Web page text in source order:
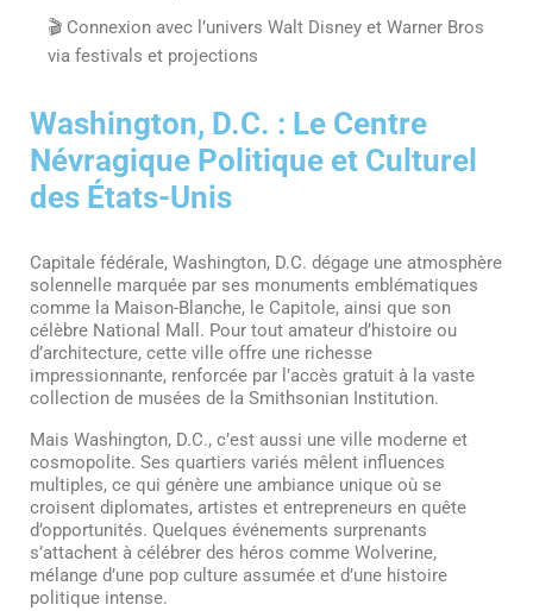
🎬 Connexion avec l’univers Walt Disney et Warner Bros
via festivals et projections
Washington, D.C. : Le Centre
Névragique Politique et Culturel
des États-Unis
Capitale fédérale, Washington, D.C. dégage une atmosphère
solennelle marquée par ses monuments emblématiques
comme la Maison-Blanche, le Capitole, ainsi que son
célèbre National Mall. Pour tout amateur d’histoire ou
d’architecture, cette ville offre une richesse
impressionnante, renforcée par l’accès gratuit à la vaste
collection de musées de la Smithsonian Institution.
Mais Washington, D.C., c’est aussi une ville moderne et
cosmopolite. Ses quartiers variés mêlent influences
multiples, ce qui génère une ambiance unique où se
croisent diplomates, artistes et entrepreneurs en quête
d’opportunités. Quelques événements surprenants
s’attachent à célébrer des héros comme Wolverine,
mélange d’une pop culture assumée et d’une histoire
politique intense.